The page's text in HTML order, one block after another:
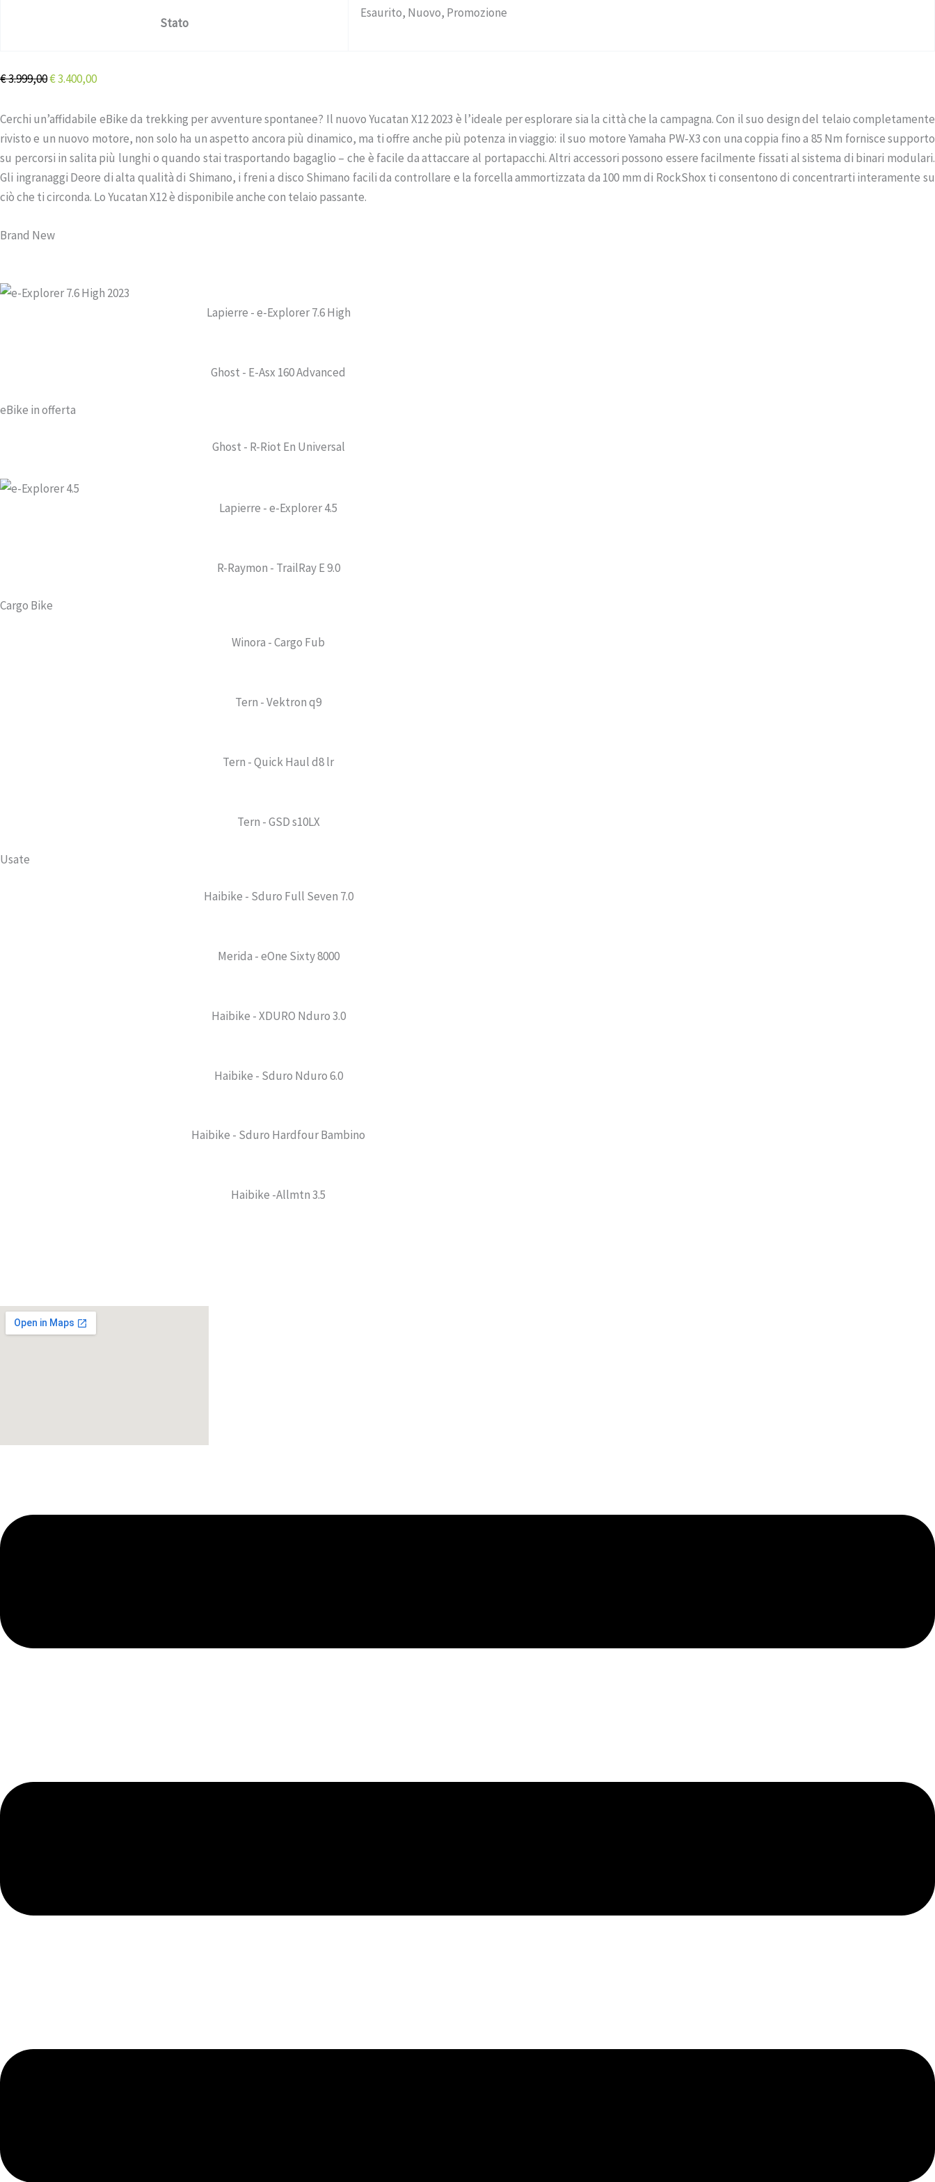
Stato
Esaurito, Nuovo, Promozione
€3.999,00€3.400,00
Cerchi un’affidabile eBike da trekking per avventure spontanee? Il nuovo Yucatan X12 2023 è l’ideale per esplorare sia la città che la campagna. Con il suo design del telaio completamente
rivisto e un nuovo motore, non solo ha un aspetto ancora più dinamico, ma ti offre anche più potenza in viaggio: il suo motore Yamaha PW-X3 con una coppia fino a 85 Nm fornisce supporto
su percorsi in salita più lunghi o quando stai trasportando bagaglio – che è facile da attaccare al portapacchi. Altri accessori possono essere facilmente fissati al sistema di binari modulari.
Gli ingranaggi Deore di alta qualità di Shimano, i freni a disco Shimano facili da controllare e la forcella ammortizzata da 100 mm di RockShox ti consentono di concentrarti interamente su
ciò che ti circonda. Lo Yucatan X12 è disponibile anche con telaio passante.
Brand New
Lapierre - e-Explorer 7.6 High
Ghost - E-Asx 160 Advanced
eBike in offerta
Ghost - R-Riot En Universal
Lapierre - e-Explorer 4.5
R-Raymon - TrailRay E 9.0
Cargo Bike
Winora - Cargo Fub
Tern - Vektron q9
Tern - Quick Haul d8 lr
Tern - GSD s10LX
Usate
Haibike - Sduro Full Seven 7.0
Merida - eOne Sixty 8000
Haibike - XDURO Nduro 3.0
Haibike - Sduro Nduro 6.0
Haibike - Sduro Hardfour Bambino
Haibike -Allmtn 3.5